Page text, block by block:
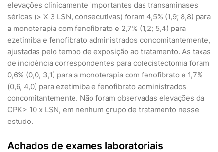
elevações clinicamente importantes das transaminases
séricas (> X 3 LSN, consecutivas) foram 4,5% (1,9; 8,8) para
a monoterapia com fenofibrato e 2,7% (1,2; 5,4) para
ezetimiba e fenofibrato administrados concomitantemente,
ajustadas pelo tempo de exposição ao tratamento. As taxas
de incidência correspondentes para colecistectomia foram
0,6% (0,0, 3,1) para a monoterapia com fenofibrato e 1,7%
(0,6, 4,0) para ezetimiba e fenofibrato administrados
concomitantemente. Não foram observadas elevações da
CPK> 10 x LSN, em nenhum grupo de tratamento nesse
estudo.
Achados de exames laboratoriais